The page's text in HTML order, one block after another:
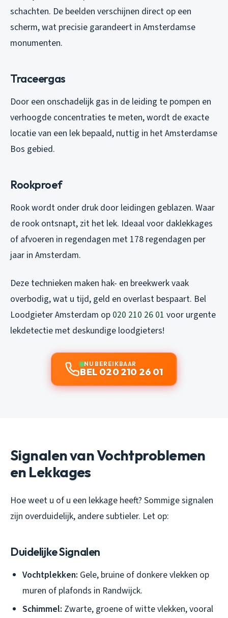
schachten. De beelden verschijnen direct op een
scherm, wat precisie garandeert in Amsterdamse
monumenten.
Traceergas
Door een onschadelijk gas in de leiding te pompen en
verhoogde concentraties te meten, wordt de exacte
locatie van een lek bepaald, nuttig in het Amsterdamse
Bos gebied.
Rookproef
Rook wordt onder druk door leidingen geblazen. Waar
de rook ontsnapt, zit het lek. Ideaal voor daklekkages
of afvoeren in regendagen met 178 regendagen per
jaar in Amsterdam.
Deze technieken maken hak- en breekwerk vaak
overbodig, wat u tijd, geld en overlast bespaart. Bel
Loodgieter Amsterdam op 020 210 26 01 voor urgente
lekdetectie met deskundige loodgieters!
NU BEREIKBAAR
BEL 020 210 26 01
Signalen van Vochtproblemen
en Lekkages
Hoe weet u of u een lekkage heeft? Sommige signalen
zijn overduidelijk, andere subtieler. Let op:
Duidelijke Signalen
Vochtplekken: Gele, bruine of donkere vlekken op
muren of plafonds in Randwijck.
Schimmel: Zwarte, groene of witte vlekken, vooral